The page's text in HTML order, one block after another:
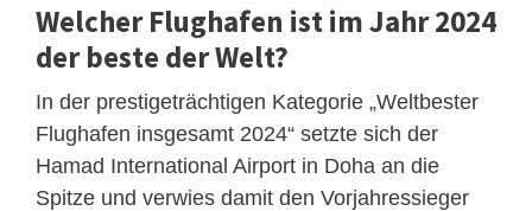
Welcher Flughafen ist im Jahr 2024
der beste der Welt?
In der prestigeträchtigen Kategorie „Weltbester
Flughafen insgesamt 2024“ setzte sich der
Hamad International Airport in Doha an die
Spitze und verwies damit den Vorjahressieger